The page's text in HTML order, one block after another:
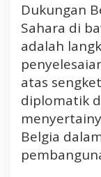
Dukungan
Sahara di
adalah
atas
diplomatik
Belgia